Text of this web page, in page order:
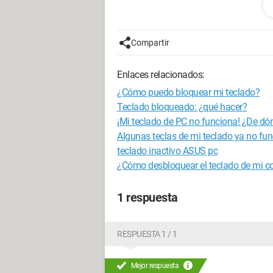
He desmarcado todas las casillas en
varias veces seguidas esa misma
restauración del sistema, sin cambios
Estoy sin ideas, ¿alguien tendría otra
teclado?
Compartir
Enlaces relacionados:
¿Cómo puedo bloquear mi teclado?
Teclado bloqueado: ¿qué hacer?
¡Mi teclado de PC no funciona! ¿De
Algunas teclas de mi teclado ya no
teclado inactivo ASUS pc
¿Cómo desbloquear el teclado de mi
1 respuesta
RESPUESTA 1 / 1
Mejor respuesta